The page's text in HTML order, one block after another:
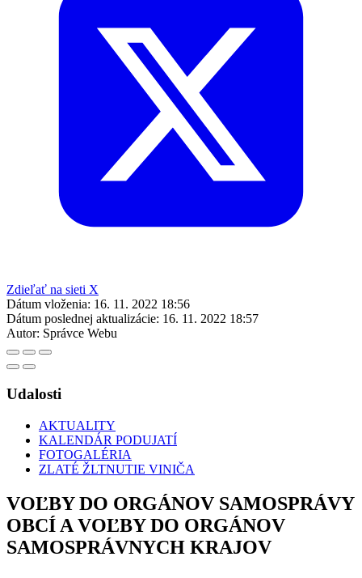
Zdieľať na sieti X
Dátum vloženia: 16. 11. 2022 18:56
Dátum poslednej aktualizácie: 16. 11. 2022 18:57
Autor: Správce Webu
Udalosti
AKTUALITY
KALENDÁR PODUJATÍ
FOTOGALÉRIA
ZLATÉ ŽLTNUTIE VINIČA
VOĽBY DO ORGÁNOV SAMOSPRÁVY
OBCÍ A VOĽBY DO ORGÁNOV
SAMOSPRÁVNYCH KRAJOV